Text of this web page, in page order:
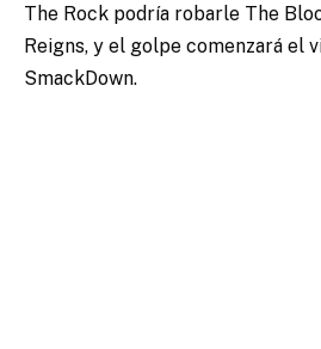
The Rock podría robarle The
Reigns, y el golpe comenzará el
SmackDown.